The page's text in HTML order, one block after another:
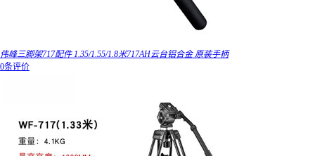
伟峰三脚架717配件 1.35/1.55/1.8米717AH云台铝合金 原装手柄
0条评价